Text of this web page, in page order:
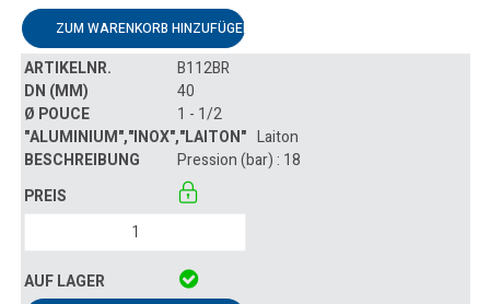
ZUM WARENKORB HINZUFÜGEN
B112BR
40
1 - 1/2
Laiton
Pression (bar) : 18